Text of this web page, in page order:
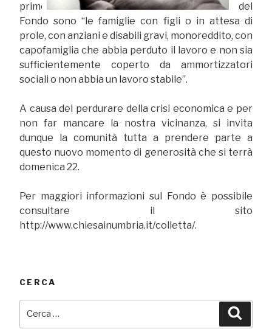
prime
del
Fondo sono “le famiglie con figli o in attesa di
prole, con anziani e disabili gravi, monoreddito, con
capofamiglia che abbia perduto il lavoro e non sia
sufficientemente coperto da ammortizzatori
sociali o non abbia un lavoro stabile”.
A causa del perdurare della crisi economica e per
non far mancare la nostra vicinanza, si invita
dunque la comunità tutta a prendere parte a
questo nuovo momento di generosità che si terrà
domenica 22.
Per maggiori informazioni sul Fondo è possibile
consultare il sito
http://www.chiesainumbria.it/colletta/.
CERCA